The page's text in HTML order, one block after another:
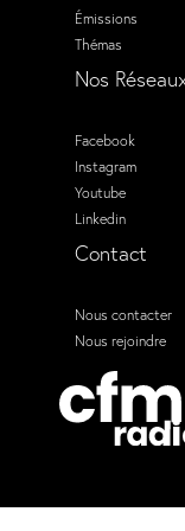
Émissions
Thémas
Nos
Facebook
Instagram
Youtube
Linkedin
Contact
Nous contacter
Nous rejoindre